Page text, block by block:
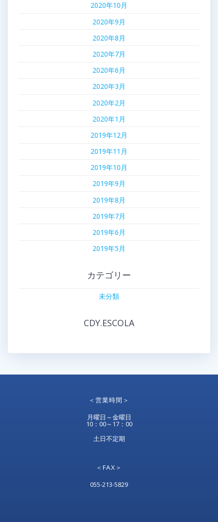
2020年10月
2020年9月
2020年8月
2020年7月
2020年6月
2020年3月
2020年2月
2020年1月
2019年12月
2019年11月
2019年10月
2019年9月
2019年8月
2019年7月
2019年6月
2019年5月
カテゴリー
未分類
CDY.ESCOLA
＜営業時間＞
月曜日～金曜日
10：00～17：00
土日不定期
＜FAX＞
055-213-5829